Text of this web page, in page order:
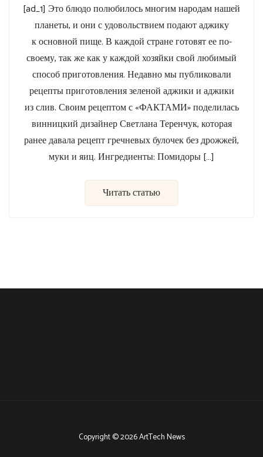
[ad_1] Это блюдо полюбилось многим народам нашей
планеты, и они с удовольствием подают аджику
к основной пище. В каждой стране готовят ее по-
своему, так же как у каждой хозяйки свой любимый
способ приготовления. Недавно мы публиковали
рецепты приготовления зеленой аджики и аджики
из слив. Своим рецептом с «ФАКТАМИ» поделилась
винницкий дизайнер Светлана Теренчук, которая
ранее давала рецепт гречневых булочек без дрожжей,
муки и яиц. Ингредиенты: Помидоры […]
Читать статью
Copyright © 2026 ArtTech News